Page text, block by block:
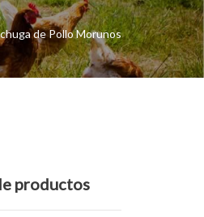
de Pollo Morunos
productos